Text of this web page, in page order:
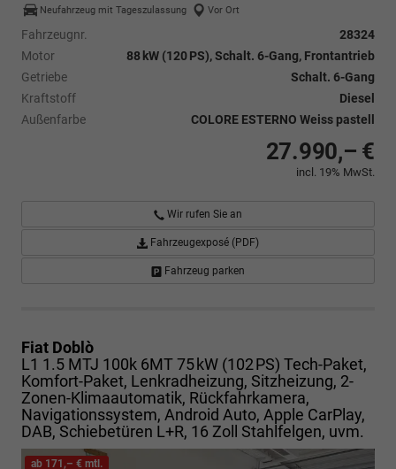
Neufahrzeug mit Tageszulassung
Vor Ort
Fahrzeugnr.
28324
Motor
88 kW (120 PS), Schalt. 6-Gang, Frontantrieb
Getriebe
Schalt. 6-Gang
Kraftstoff
Diesel
Außenfarbe
COLORE ESTERNO Weiss pastell
27.990,– €
incl. 19% MwSt.
Wir rufen Sie an
Fahrzeugexposé (PDF)
Fahrzeug parken
Fiat Doblò
L1 1.5 MTJ 100k 6MT 75 kW (102 PS) Tech-Paket,
Komfort-Paket, Lenkradheizung, Sitzheizung, 2-
Zonen-Klimaautomatik, Rückfahrkamera,
Navigationssystem, Android Auto, Apple CarPlay,
DAB, Schiebetüren L+R, 16 Zoll Stahlfelgen, uvm.
ab 171,– € mtl.